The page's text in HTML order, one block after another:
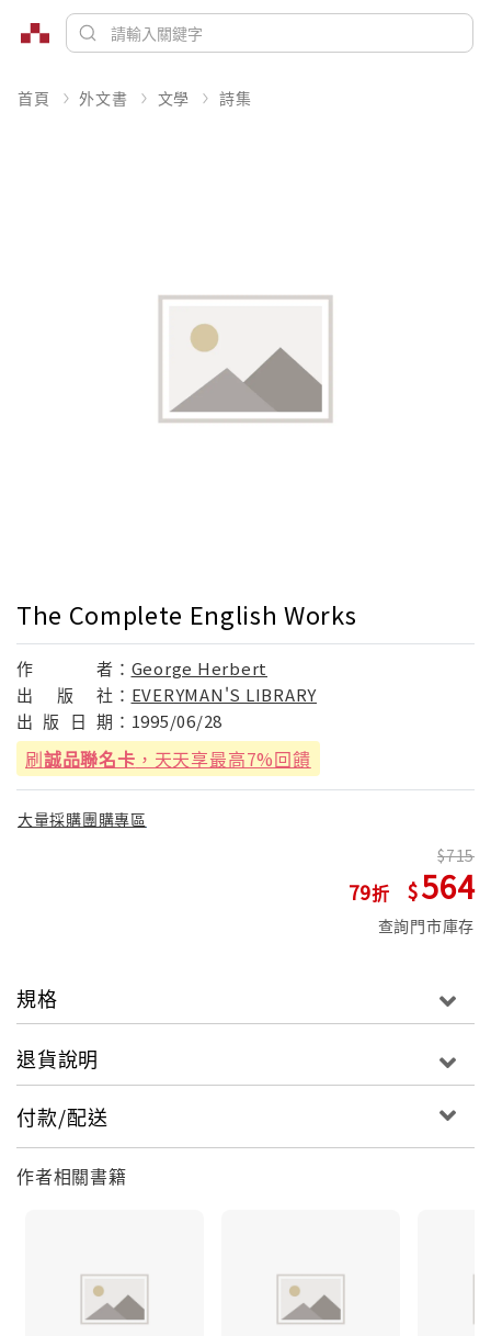
首頁 外文書 文學 詩集
The Complete English Works
作 者： George Herbert
出
版 社： EVERYMAN'S LIBRARY
出 版 日 期： 1995/06/28
刷誠品聯名卡 ，天天享最高7%回饋
大量採購團購專區
79
715
564
查詢門市庫存
規格
退貨說明
付款/配送
作者相關書籍